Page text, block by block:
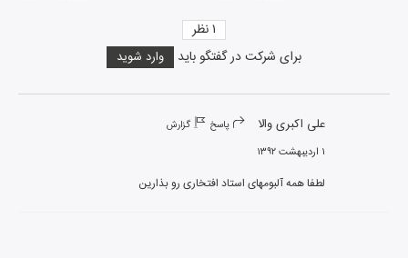
برای شرکت در گفتگو باید وارد شوید
۱نظر
علی اکبری والا پاسخ گزارش
۱ اردیبهشت ۱۳۹۲
لطفا همه آلبومهای استاد افتخاری رو بذارین